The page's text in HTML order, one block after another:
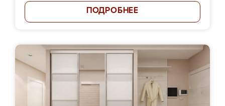
ПОДРОБНЕЕ